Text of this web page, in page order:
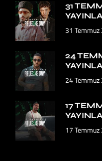
31
31
24
24
17
17